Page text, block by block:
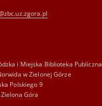
i Miejska Biblioteka Publiczna
w Zielonej Górze
Polskiego 9
Góra